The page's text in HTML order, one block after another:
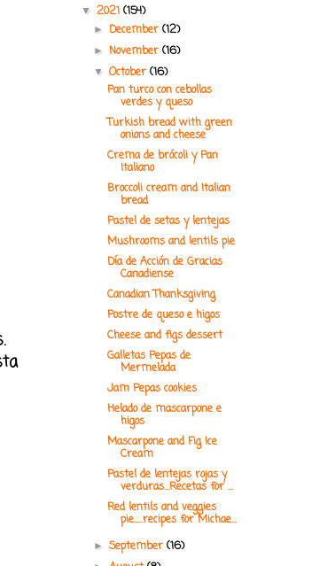
▼ 2021 (154)
► December(12)
►November(16)
▼October(16)
Pan turco con cebollas
verdes y queso
Turkish bread with green
onions and cheese
Crema de brócoli y Pan
Italiano
Broccoli cream and Italian
bread
Pastel de setas y lentejas
Mushrooms and lentils pie
Día de Acción de Gracias
Canadiense
Canadian Thanksgiving
Postre de queso e higos
Cheese and figs dessert
Galletas Pepas de
Mermelada
Jam Pepas cookies
Helado de mascarpone e
higos
Mascarpone and Fig Ice
Cream
Pastel de lentejas rojas y
verduras...Recetas for ...
Red lentils and veggies
pie.....recipes for Michae...
►September(16)